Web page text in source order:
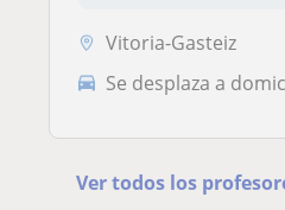
Vitoria-Gasteiz
Se desplaza a
Ver todos los